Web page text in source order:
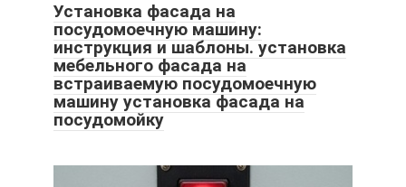
Установка фасада на
посудомоечную машину:
инструкция и шаблоны. установка
мебельного фасада на
встраиваемую посудомоечную
машину установка фасада на
посудомойку